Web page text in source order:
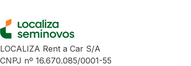
LOCALIZA Rent a Car S/A
CNPJ nº 16.670.085/0001-55